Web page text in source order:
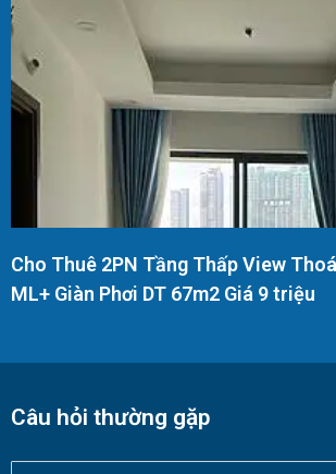
Cho Thuê 2PN Tầng Thấp View
ML+ Giàn Phơi DT 67m2 Giá 9 triệu
Câu hỏi thường gặp